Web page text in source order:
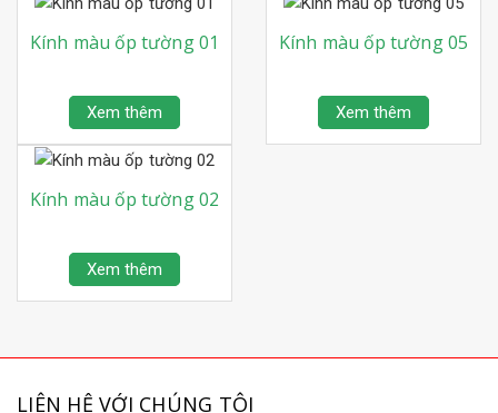
Kính màu ốp tường 01
Xem thêm
Kính màu ốp tường 05
Xem thêm
Kính màu ốp tường 02
Xem thêm
LIÊN HỆ VỚI CHÚNG TÔI